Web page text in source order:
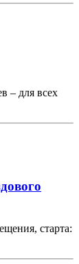
– для всех
старта: